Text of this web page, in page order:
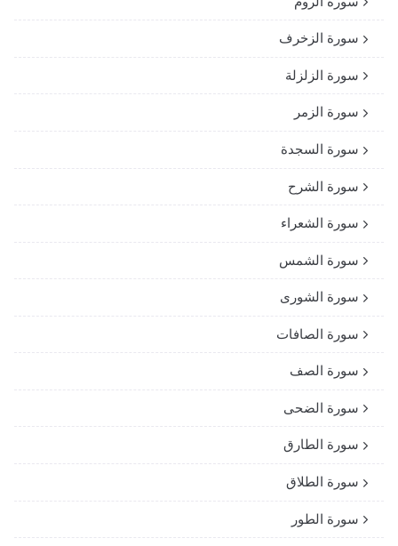
سورة الزخرف
سورة الزلزلة
سورة الزمر
سورة السجدة
سورة الشرح
سورة الشعراء
سورة الشمس
سورة الشورى
سورة الصافات
سورة الصف
سورة الضحى
سورة الطارق
سورة الطلاق
سورة الطور